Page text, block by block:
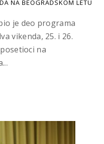
NA BEOGRADSKOM LETU
je deo programa
vikenda, 25. i 26.
na